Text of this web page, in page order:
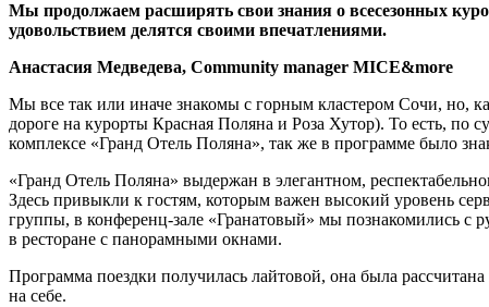
Мы продолжаем расширять свои знания о всесезонных
удовольствием делятся своими впечатлениями.
Анастасия Медведева, Community manager MICE&more
Мы все так или иначе знакомы с горным кластером Сочи, но,
дороге на курорты Красная Поляна и Роза Хутор). То есть,
комплексе «Гранд Отель Поляна», так же в программе было
«Гранд Отель Поляна» выдержан в элегантном,
Здесь привыкли к гостям, которым важен высокий уровень
группы, в конференц-зале «Гранатовый» мы познакомились с
в ресторане с панорамными окнами.
Программа поездки получилась лайтовой, она была
на себе.